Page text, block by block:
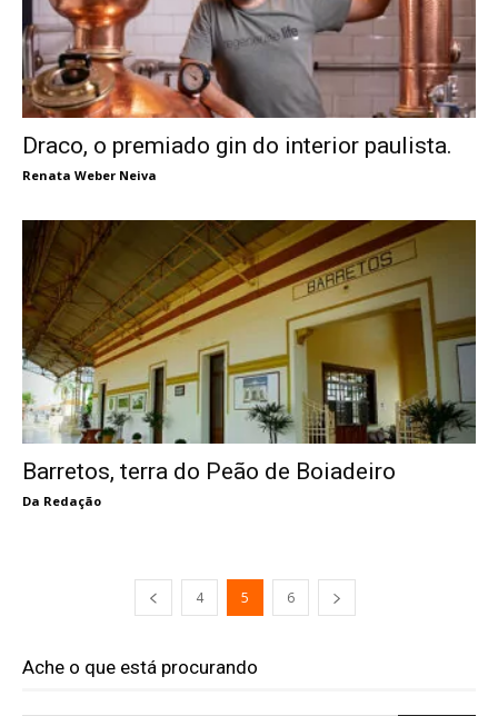
Draco, o premiado gin do interior paulista.
Renata Weber Neiva
Barretos, terra do Peão de Boiadeiro
Da Redação
4 5 6
Ache o que está procurando